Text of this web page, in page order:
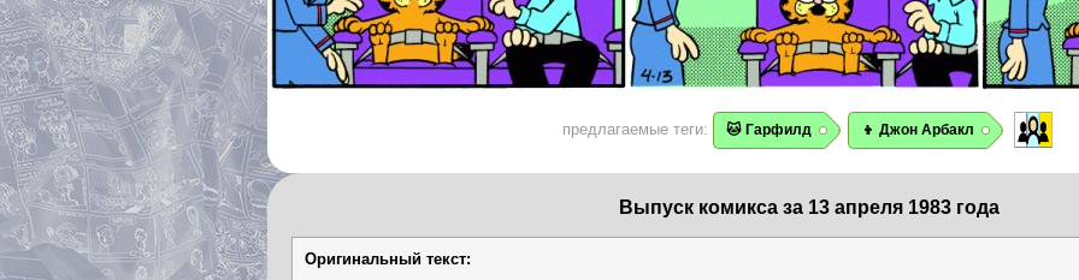
предлагаемые теги: 🐱 Гарфилд 👦 Джон Арбакл
Выпуск комикса за 13 апреля 1983 года
Оригинальный текст: